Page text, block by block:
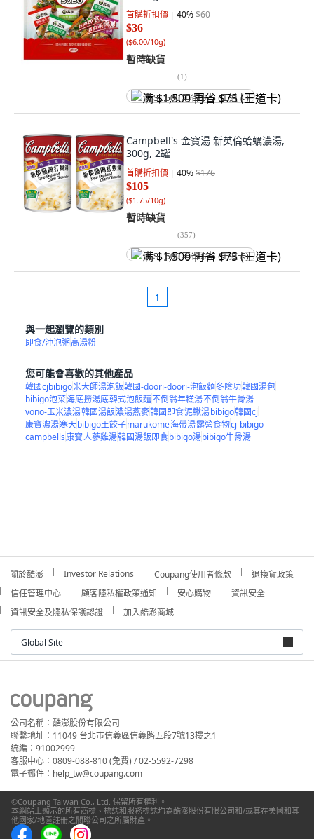
首購折扣價 40%$60
$36
($6.00/10g)
暫時缺貨
(1)
满 $1,500 再省 $75 (王道卡)
Campbell's 金寶湯 新英倫蛤蠣濃湯,
300g, 2罐
首購折扣價 40%$176
$105
($1.75/10g)
暫時缺貨
(357)
满 $1,500 再省 $75 (王道卡)
1
與一起瀏覽的類別
即食/沖泡粥高湯粉
您可能會喜歡的其他產品
韓國cjbibigo米大師湯泡飯韓國-doori-doori-泡飯麵冬陰功韓國湯包
bibigo泡菜海底撈湯底韓式泡飯麵不倒翁年糕湯不倒翁牛骨湯
vono-玉米濃湯韓國湯飯濃湯燕麥韓國即食泥鰍湯bibigo韓國cj
康寶濃湯寒天bibigo王餃子marukome海帶湯露營食物cj-bibigo
campbells康寶人蔘雞湯韓國湯飯即食bibigo湯bibigo牛骨湯
關於酷澎 Investor Relations Coupang使用者條款
退換貨政策
信任管理中心
顧客隱私權政策通知 安心購物
資訊安全
資訊安全及隱私保護認證
加入酷澎商城
Global Site
公司名稱：酷澎股份有限公司
聯繫地址：11049 台北市信義區信義路五段7號13樓之1
統編：91002999
客服中心：0809-088-810 (免費) / 02-5592-7298
電子郵件：help_tw@coupang.com
©Coupang Taiwan Co., Ltd. 保留所有權利。
本網站上顯示的所有商標、標誌和服務標誌均為酷澎股份有限公司和/或其在美國和其
他國家/地區註冊之關聯公司之所屬財產。